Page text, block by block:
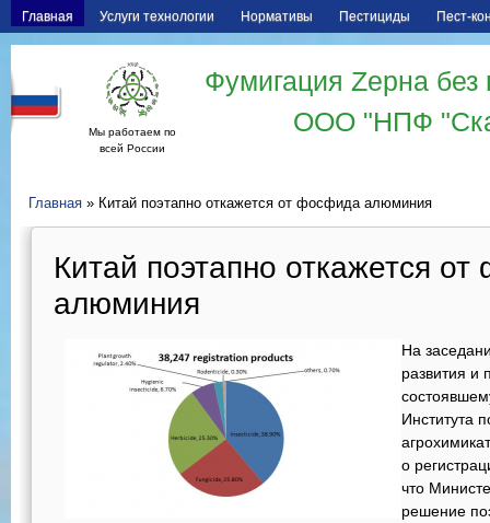
Главная Услуги технологии Нормативы Пестициды Пест-
Мы работаем по
всей России
Фумигация Zерна
ООО "НПФ
Главная » Китай поэтапно откажется от фосфида алюминия
Китай поэтапно откажется
алюминия
На
развития и
Института
о
что
решение